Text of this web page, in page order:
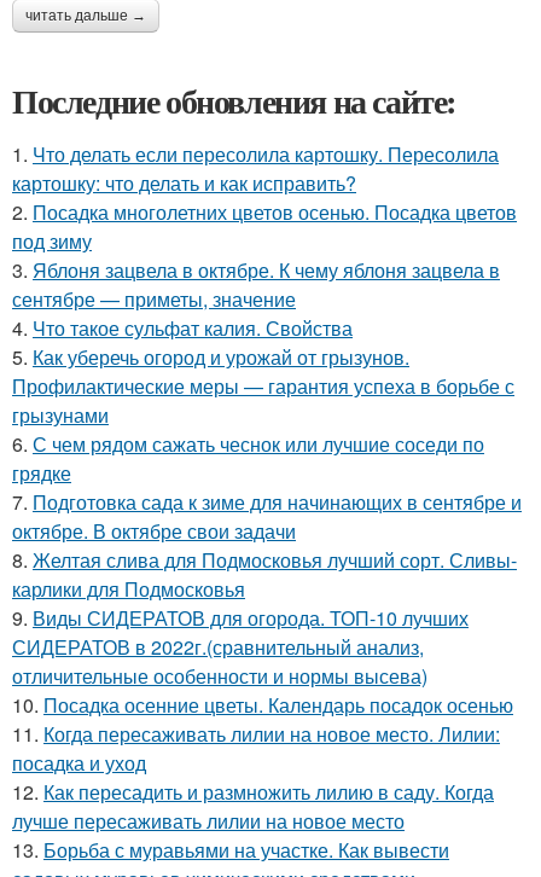
читать дальше →
Последние обновления на сайте:
1. Что делать если пересолила картошку. Пересолила
картошку: что делать и как исправить?
2. Посадка многолетних цветов осенью. Посадка цветов
под зиму
3. Яблоня зацвела в октябре. К чему яблоня зацвела в
сентябре — приметы, значение
4. Что такое сульфат калия. Свойства
5. Как уберечь огород и урожай от грызунов.
Профилактические меры — гарантия успеха в борьбе с
грызунами
6. С чем рядом сажать чеснок или лучшие соседи по
грядке
7. Подготовка сада к зиме для начинающих в сентябре и
октябре. В октябре свои задачи
8. Желтая слива для Подмосковья лучший сорт. Сливы-
карлики для Подмосковья
9. Виды СИДЕРАТОВ для огорода. ТОП-10 лучших
СИДЕРАТОВ в 2022г.(сравнительный анализ,
отличительные особенности и нормы высева)
10. Посадка осенние цветы. Календарь посадок осенью
11. Когда пересаживать лилии на новое место. Лилии:
посадка и уход
12. Как пересадить и размножить лилию в саду. Когда
лучше пересаживать лилии на новое место
13. Борьба с муравьями на участке. Как вывести